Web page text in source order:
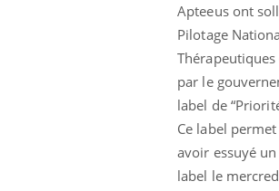
Apteeus ont
Pilotage
Thérapeutiques
par le
label de
Ce label
avoir essuyé
label le